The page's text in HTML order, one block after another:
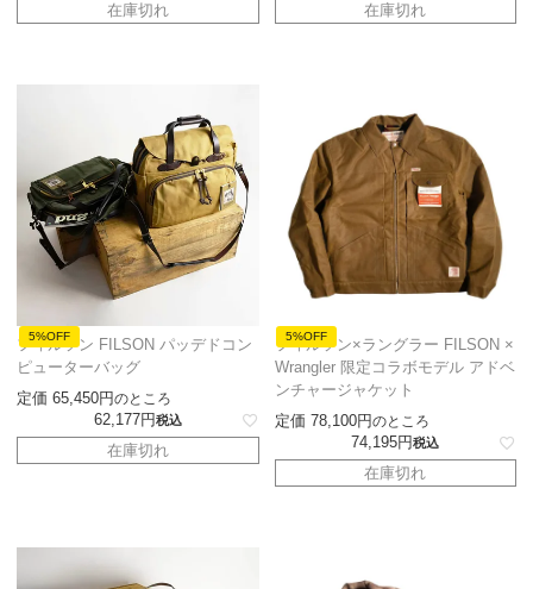
在庫切れ 在庫切れ
5%OFF
フィルソン FILSON パッデドコン
ピューターバッグ
定価 65,450 のところ
62,177 税込
在庫切れ
5%OFF
フィルソン×ラングラー FILSON ×
Wrangler 限定コラボモデル アドベ
ンチャージャケット
定価 78,100 のところ
74,195 税込
在庫切れ